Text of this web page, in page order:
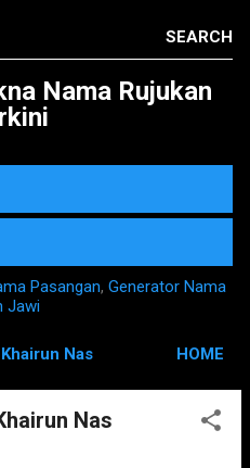
content
Nama Rujukan
Pasangan, Generator Nama
Jawi
Khairun Nas HOME
Nas